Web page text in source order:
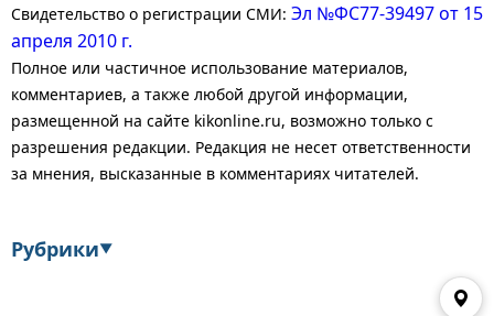
Свидетельство о регистрации СМИ: Эл №ФС77-39497 от 15
апреля 2010 г.
Полное или частичное использование материалов,
комментариев, а также любой другой информации,
размещенной на сайте kikonline.ru, возможно только с
разрешения редакции. Редакция не несет ответственности
за мнения, высказанные в комментариях читателей.
Рубрики▼